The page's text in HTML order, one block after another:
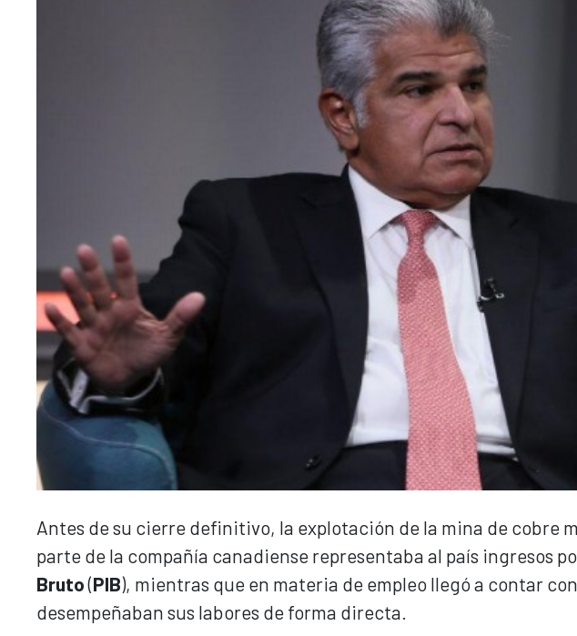
Antes de su cierre definitivo, la explotación de la mina de cobre
parte de la compañía canadiense representaba al país ingresos
Bruto(PIB), mientras que en materia de empleo llegó a contar
desempeñaban sus labores de forma directa.